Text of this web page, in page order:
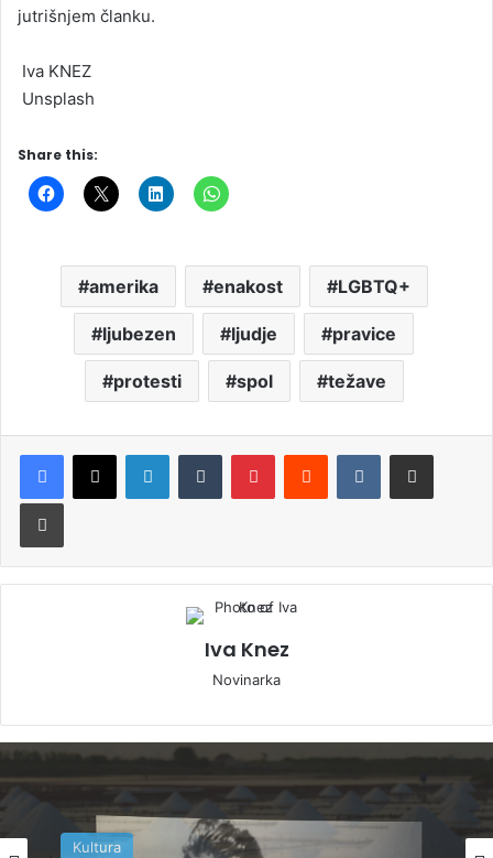
jutrišnjem članku.
Iva KNEZ
Unsplash
Share this:
amerika enakost LGBTQ+
ljubezen ljudje pravice
protesti spol težave
Iva Knez
Novinarka
Okolje